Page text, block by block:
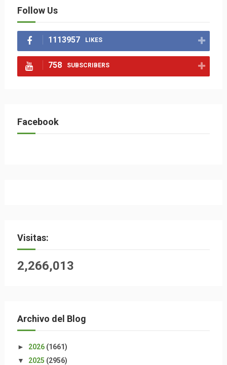
Follow Us
1113957 LIKES
758 SUBSCRIBERS
Facebook
Visitas:
2,266,013
Archivo del Blog
► 2026 (1661)
▼ 2025 (2956)